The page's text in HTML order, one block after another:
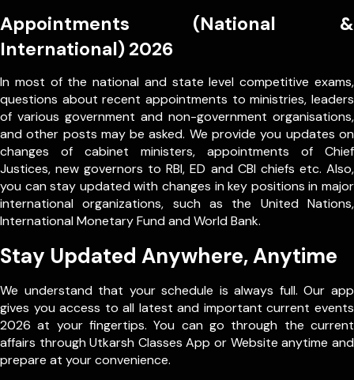
Appointments (National &
International) 2026
In most of the national and state level competitive exams,
questions about recent appointments to ministries, leaders
of various government and non-government organisations,
and other posts may be asked. We provide you updates on
changes of cabinet ministers, appointments of Chief
Justices, new governors to RBI, ED and CBI chiefs etc. Also,
you can stay updated with changes in key positions in major
international organizations, such as the United Nations,
International Monetary Fund and World Bank.
Stay Updated Anywhere, Anytime
We understand that your schedule is always full. Our app
gives you access to all latest and important current events
2026 at your fingertips. You can go through the current
affairs through Utkarsh Classes App or Website anytime and
prepare at your convenience.